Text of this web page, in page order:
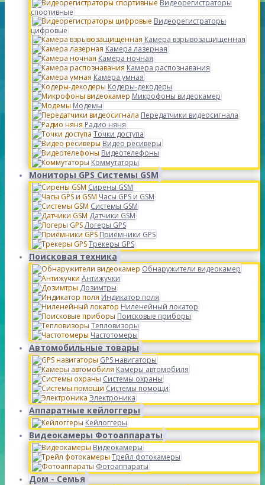
Видеорегистраторы
спортивные
Видеорегистраторы
цифровые
Камера взрывозащищенная
Камера лазерная
Камера ночная
Камера распознавания
Камера умная
Кодеры-декодеры
Микрофоны видеокамер
Модемы
Передатчики видеосигнала
Радио няня
Точки доступа
Видео ресиверы
Видеотелефоны
Коммутаторы
Мониторы GPS Системы GSM
Сирены GSM
Часы GPS и GSM
Системы GSM
Датчики GSM
Логеры GPS
Приёмники GPS
Трекеры GPS
Поисковая техника
Обнаружители видеокамер
Антижучки
Дозимтры
Индикатор поля
Ниленейный локатор
Поисковые приборы
Тепловизоры
Частотомеры
Автомобильные товары
GPS навигаторы
Камеры автомобиля
Системы охраны
Системы помощи
Электроника
Аппаратные кейлоггеры
Кейлоггеры
Видеокамеры Фотоаппараты
Видеокамеры
Трейл фотокамеры
Фотоаппараты
Дом - Семья